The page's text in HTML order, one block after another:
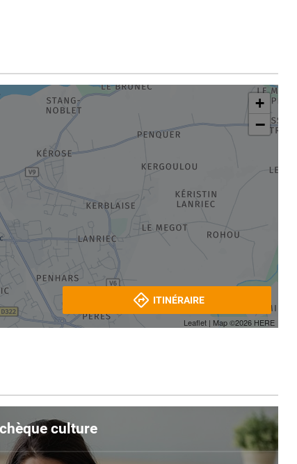
+
−
Leaflet | Map ©2026 HERE
ITINÉRAIRE
culture